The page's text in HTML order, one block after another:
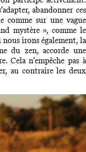
abandonner ces
comme sur une vague
mystère », comme le
irons également, la
du zen, accorde une
Cela n’empêche pas à
au contraire les deux